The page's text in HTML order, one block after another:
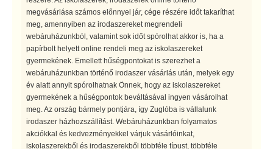
megvásárlása számos előnnyel jár, cége részére időt takaríthat
meg, amennyiben az irodaszereket megrendeli
webáruházunkból, valamint sok időt spórolhat akkor is, ha a
papírbolt helyett online rendeli meg az iskolaszereket
gyermekének. Emellett hűségpontokat is szerezhet a
webáruházunkban történő irodaszer vásárlás után, melyek egy
év alatt annyit spórolhatnak Önnek, hogy az iskolaszereket
gyermekének a hűségpontok beváltásával ingyen vásárolhat
meg. Az ország bármely pontjára, így Zuglóba is vállalunk
irodaszer házhozszállítást. Webáruházunkban folyamatos
akciókkal és kedvezményekkel várjuk vásárlóinkat,
iskolaszerekből és irodaszerekből többféle típust, többféle